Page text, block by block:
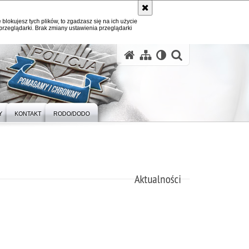
tych plików, to zgadzasz się na ich użycie
Brak zmiany ustawienia przeglądarki
KONTAKT RODO/DODO
Aktualności